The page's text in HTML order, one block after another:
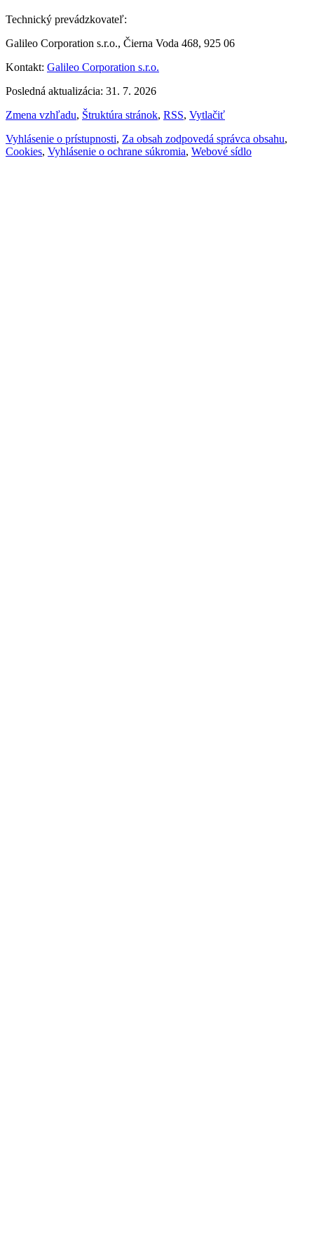
Technický prevádzkovateľ:
Galileo Corporation s.r.o., Čierna Voda 468, 925 06
Kontakt: Galileo Corporation s.r.o.
Posledná aktualizácia: 31. 7. 2026
Zmena vzhľadu, Štruktúra stránok, RSS, Vytlačiť
Vyhlásenie o prístupnosti, Za obsah zodpovedá správca obsahu,
Cookies, Vyhlásenie o ochrane súkromia, Webové sídlo